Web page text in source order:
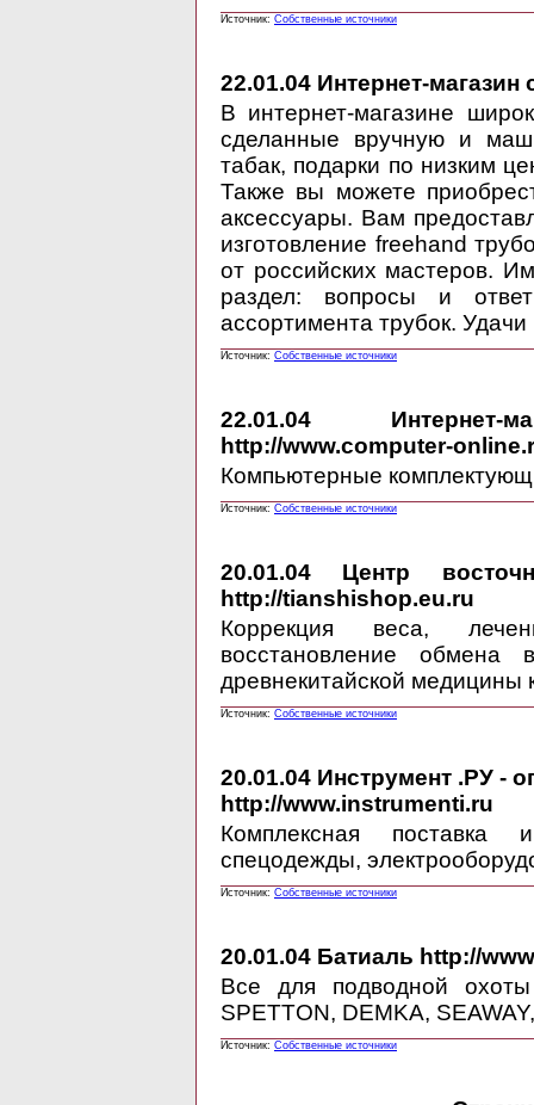
Источник: Собственные источники
22.01.04 Интернет-
В интернет-магазине
сделанные вручную и
табак, подарки по низким
Также вы можете
аксессуары. Вам
изготовление freehand
от российских мастеров.
раздел: вопросы и
ассортимента трубок.
Источник: Собственные источники
22.01.04 Интернет-
http://www.computer-
Компьютерные
Источник: Собственные источники
20.01.04 Центр
http://tianshishop.eu.ru
Коррекция веса,
восстановление обмена
древнекитайской
Источник: Собственные источники
20.01.04 Инструмент .РУ -
http://www.instrumenti.ru
Комплексная поставка
спецодежды,
Источник: Собственные источники
20.01.04 Батиаль http://
Все для подводной
SPETTON, DEMKA,
Источник: Собственные источники